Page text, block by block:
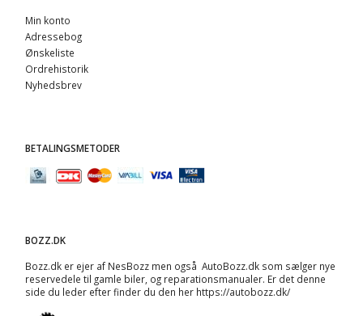
Min konto
Adressebog
Ønskeliste
Ordrehistorik
Nyhedsbrev
BETALINGSMETODER
BOZZ.DK
Bozz.dk er ejer af NesBozz men også AutoBozz.dk som sælger nye
reservedele til gamle biler, og reparationsmanualer. Er det denne
side du leder efter finder du den her https://autobozz.dk/